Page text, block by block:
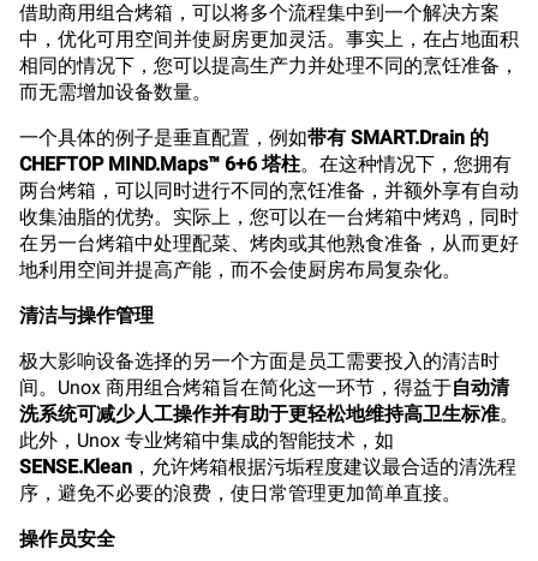
借助商用组合烤箱，可以将多个流程集中到一个解决方案
中，优化可用空间并使厨房更加灵活。事实上，在占地面积
相同的情况下，您可以提高生产力并处理不同的烹饪准备，
而无需增加设备数量。
一个具体的例子是垂直配置，例如带有 SMART.Drain 的
CHEFTOP MIND.Maps™ 6+6 塔柱。在这种情况下，您拥有
两台烤箱，可以同时进行不同的烹饪准备，并额外享有自动
收集油脂的优势。实际上，您可以在一台烤箱中烤鸡，同时
在另一台烤箱中处理配菜、烤肉或其他熟食准备，从而更好
地利用空间并提高产能，而不会使厨房布局复杂化。
清洁与操作管理
极大影响设备选择的另一个方面是员工需要投入的清洁时
间。Unox 商用组合烤箱旨在简化这一环节，得益于自动清
洗系统可减少人工操作并有助于更轻松地维持高卫生标准。
此外，Unox 专业烤箱中集成的智能技术，如
SENSE.Klean ，允许烤箱根据污垢程度建议最合适的清洗程
序，避免不必要的浪费，使日常管理更加简单直接。
操作员安全